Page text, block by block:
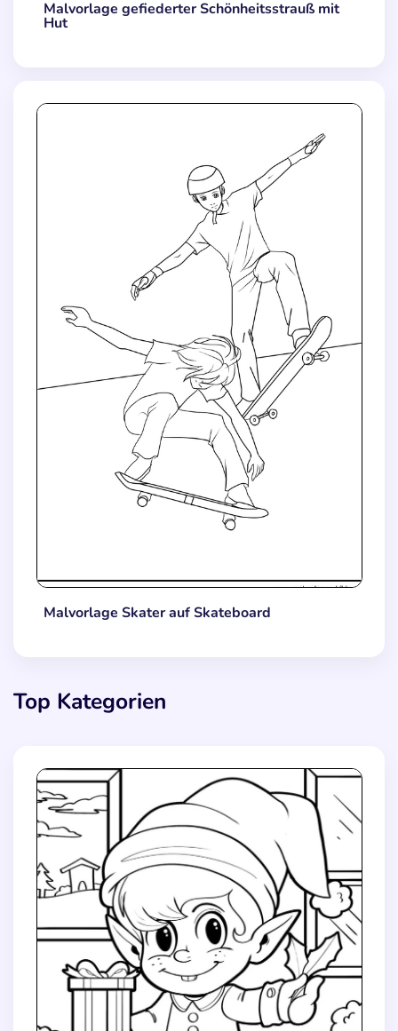
Malvorlage gefiederter Schönheitsstrauß mit
Hut
Malvorlage Skater auf Skateboard
Top Kategorien